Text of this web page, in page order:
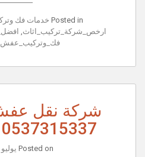
Posted in خدمات فك
ارخص_شركة_تركيب_اثاث,
فك_وتركيب_عفش
شركة نقل
0537315337 خصم %20
Posted on يوليو 26,